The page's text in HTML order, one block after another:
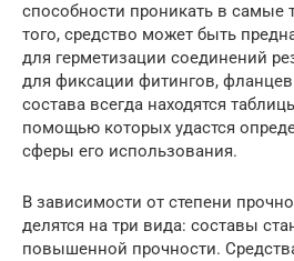
способности проникать в самые
того, средство может быть
для герметизации соединений
для фиксации фитингов,
состава всегда находятся
помощью которых удастся
сферы его использования.
В зависимости от степени
делятся на три вида: составы
повышенной прочности.